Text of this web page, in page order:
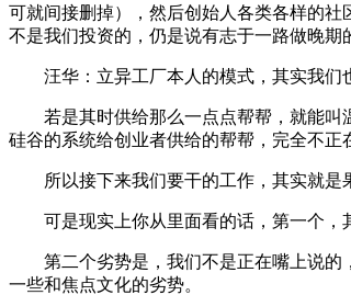
可就间接删掉），然后创始人各类各样的
不是我们投资的，仍是说有志于一路做晚期
汪华：立异工厂本人的模式，其实我们也
若是其时供给那么一点点帮帮，就能叫温
硅谷的系统给创业者供给的帮帮，完全不正
所以接下来我们要干的工作，其实就是
可是现实上你从里面看的话，第一个，其
第二个劣势是，我们不是正在嘴上说的，
一些和焦点文化的劣势。